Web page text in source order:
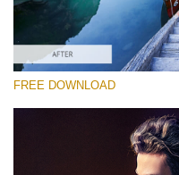
FREE DOWNLOAD